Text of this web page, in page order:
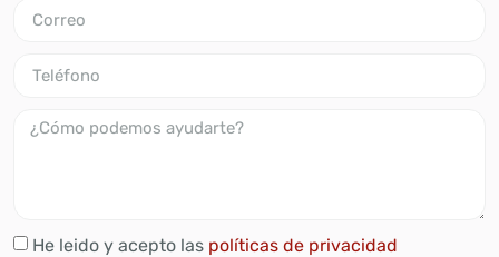
He leido y acepto las políticas de privacidad